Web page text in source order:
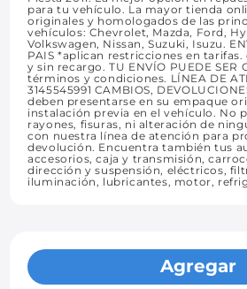
para tu vehículo. La mayor tienda
originales y homologados de las
vehículos: Chevrolet, Mazda, Ford,
Volkswagen, Nissan, Suzuki, Isuzu.
PAIS *aplican restricciones en
y sin recargo. TU ENVÍO PUEDE SER
términos y condiciones. LÍNEA DE
3145545991 CAMBIOS,
deben presentarse en su empaque
instalación previa en el vehículo. No
rayones, fisuras, ni alteración de
con nuestra línea de atención para
devolución. Encuentra también tus
accesorios, caja y transmisión,
dirección y suspensión, eléctricos,
iluminación, lubricantes, motor,
Agregar